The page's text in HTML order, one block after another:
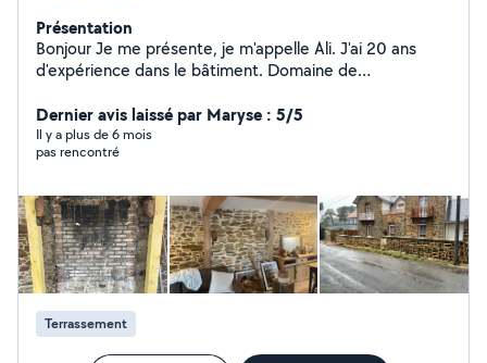
Présentation
Bonjour Je me présente, je m'appelle Ali. J'ai 20 ans
d'expérience dans le bâtiment. Domaine de
touche un peu à tout Peinture,nettoyage toiture,
parquet etc N'hésitez pas à demander conseil. Ou rdv
Dernier avis laissé par Maryse : 5/5
Il y a plus de 6 mois
pas rencontré
Terrassement